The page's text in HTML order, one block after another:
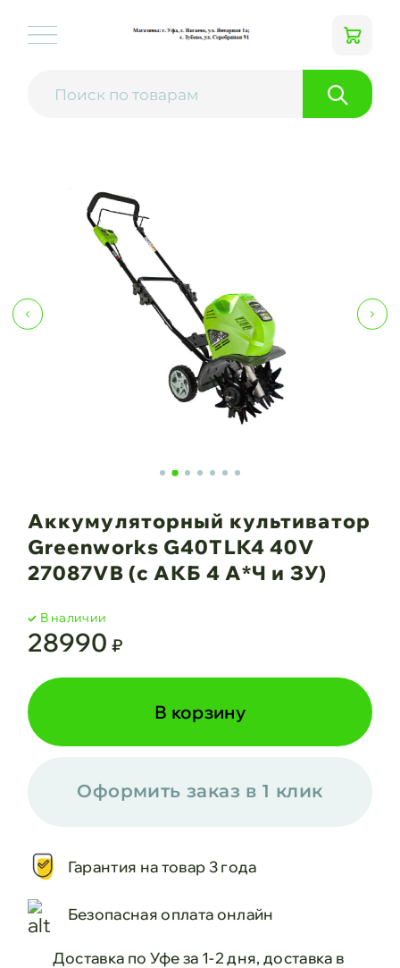
Аккумуляторный культиватор
Greenworks G40TLK4 40V
27087VB (c АКБ 4 А*Ч и ЗУ)
В наличии
28990 ₽
В корзину
Оформить заказ в 1 клик
Гарантия на товар 3 года
Безопасная оплата онлайн
Доставка по Уфе за 1-2 дня, доставка в